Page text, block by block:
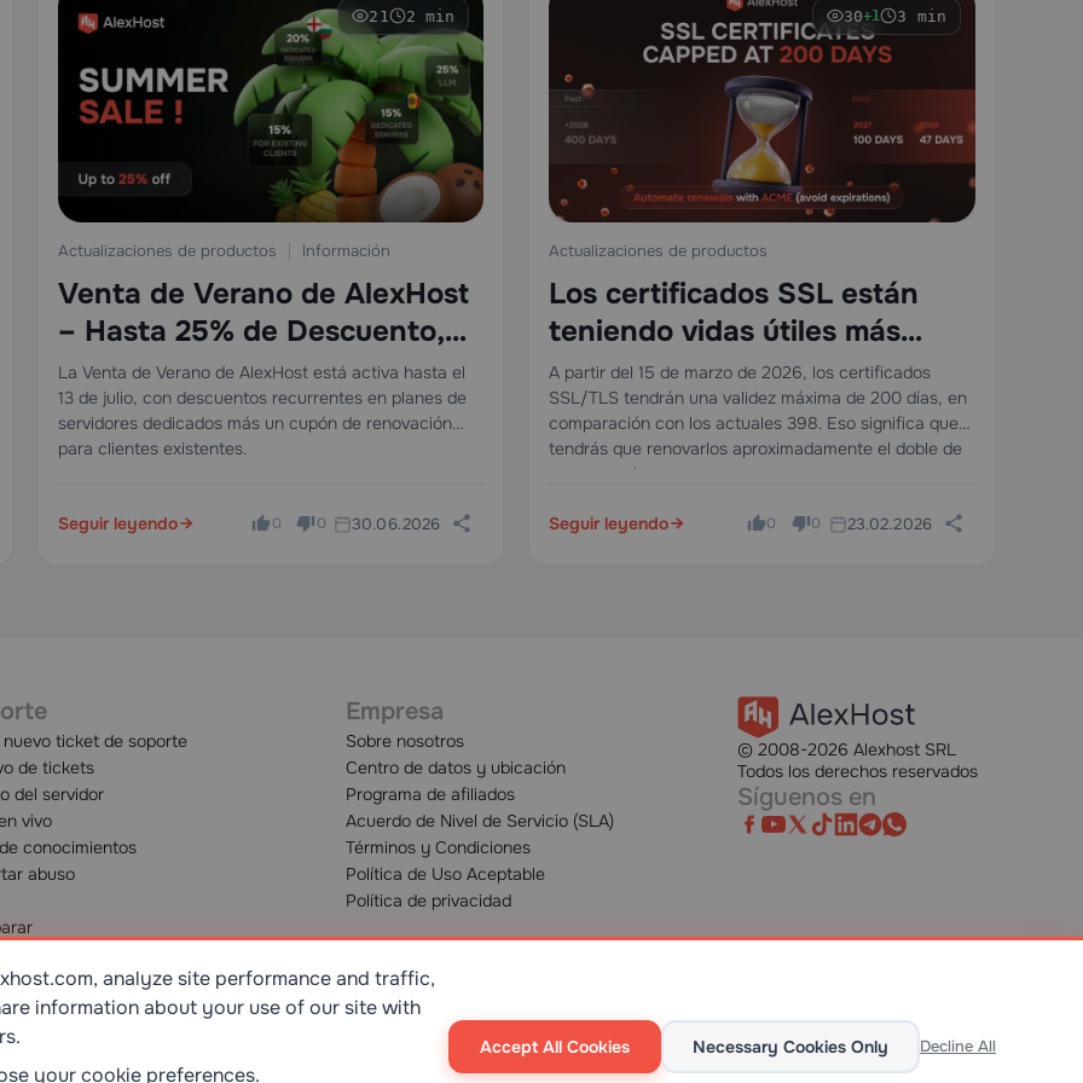
Información
21 2 min
Actualizaciones de productos Información
Venta de Verano de AlexHost
– Hasta 25% de Descuento,
Recurrente
La Venta de Verano de AlexHost está activa hasta el
13 de julio, con descuentos recurrentes en planes de
servidores dedicados más un cupón de renovación
para clientes existentes.
Seguir leyendo 0 0 30.06.2026
30+1 3 min
Actualizaciones de productos
Los certificados SSL están
teniendo vidas útiles más
cortas — ¿estás listo?
A partir del 15 de marzo de 2026, los certificados
SSL/TLS tendrán una validez máxima de 200 días, en
comparación con los actuales 398. Eso significa que
tendrás que renovarlos aproximadamente el doble de
veces que hoy.
Seguir leyendo 0 0 23.02.2026
ticket de soporte
de tickets
del servidor
vivo
conocimientos
abuso
Empresa
Sobre nosotros
Centro de datos y ubicación
Programa de afiliados
Acuerdo de Nivel de Servicio (SLA)
Términos y Condiciones
Política de Uso Aceptable
Política de privacidad
© 2008-2026 Alexhost SRL
Todos los derechos reservados
Síguenos en
STANDART
TOP 10 DEDICATED SERVERS
HOST ADVICE
analyze site performance and traffic,
information about your use of our site with
your cookie preferences.
Accept All Cookies Necessary Cookies Only Decline All